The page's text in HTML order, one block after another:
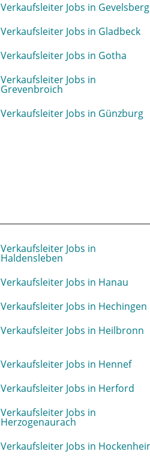
Verkaufsleiter Jobs in Gevelsberg
Verkaufsleiter Jobs in Gladbeck
Verkaufsleiter Jobs in Gotha
Verkaufsleiter Jobs in
Grevenbroich
Verkaufsleiter Jobs in Günzburg
Verkaufsleiter Jobs in
Haldensleben
Verkaufsleiter Jobs in Hanau
Verkaufsleiter Jobs in Hechingen
Verkaufsleiter Jobs in Heilbronn
Verkaufsleiter Jobs in Hennef
Verkaufsleiter Jobs in Herford
Verkaufsleiter Jobs in
Herzogenaurach
Verkaufsleiter Jobs in